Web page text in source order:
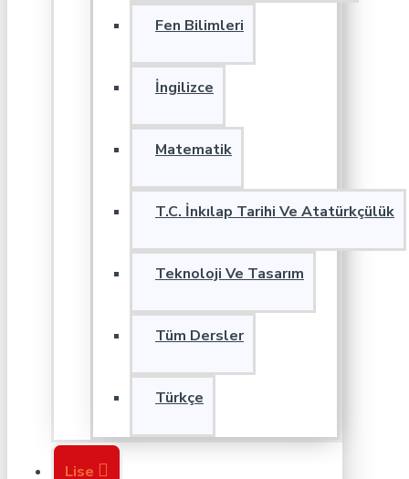
Fen Bilimleri
İngilizce
Matematik
T.C. İnkılap Tarihi Ve Atatürkçülük
Teknoloji Ve Tasarım
Tüm Dersler
Türkçe
Lise